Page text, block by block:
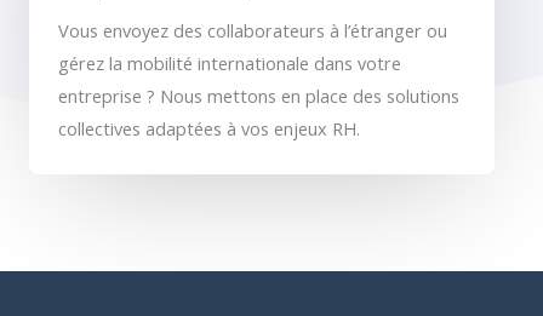
Vous envoyez des collaborateurs à l’étranger ou
gérez la mobilité internationale dans votre
entreprise ? Nous mettons en place des solutions
collectives adaptées à vos enjeux RH.